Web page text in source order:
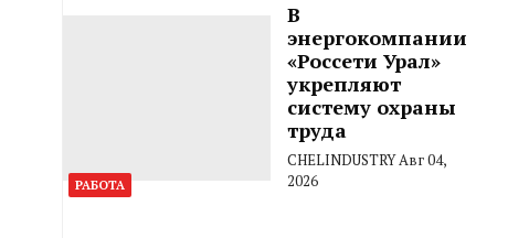
РАБОТА
В
энергокомпании
«Россети Урал»
укрепляют
систему охраны
труда
CHELINDUSTRYАвг 04,
2026